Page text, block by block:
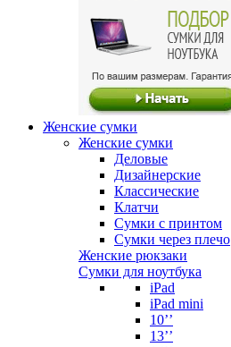
Женские сумки
Женские сумки
Деловые
Дизайнерские
Классические
Клатчи
Сумки с принтом
Сумки через плечо
Женские рюкзаки
Сумки для ноутбука
iPad
iPad mini
10’’
13’’